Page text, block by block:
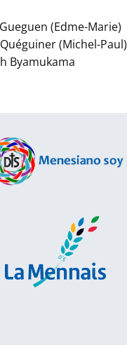
(Edme-Marie)
(Michel-Paul)
Byamukama